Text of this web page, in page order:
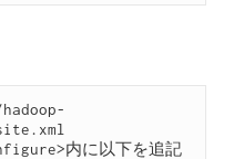
内に以下を追記